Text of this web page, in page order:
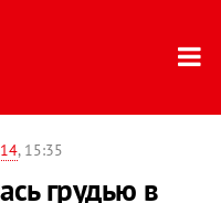
, 15:35
грудью в